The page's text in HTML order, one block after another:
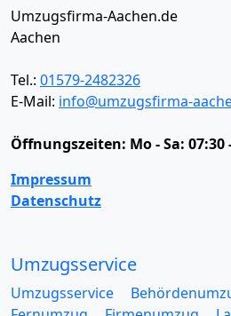
Umzugsfirma-Aachen.de
Aachen
Tel.: 01579-2482326
E-Mail: info@umzugsfirma-
Öffnungszeiten: Mo - Sa:
Impressum
Datenschutz
Umzugsservice
Umzugsservice